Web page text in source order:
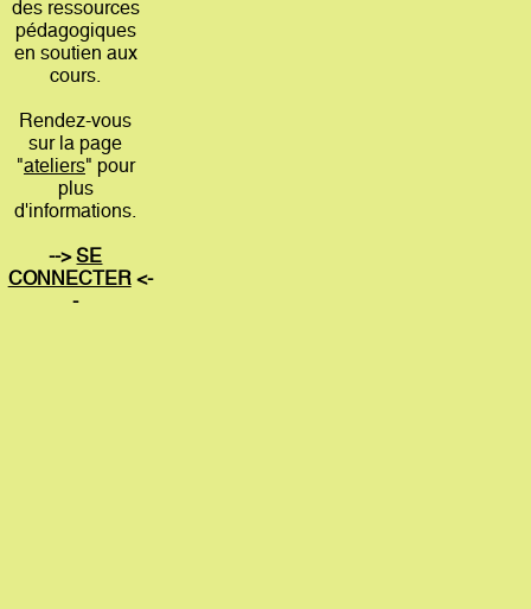
des ressources
pédagogiques
en soutien aux
cours.
Rendez-vous
sur la page
"ateliers" pour
plus
d'informations.
-->SE
CONNECTER<-
-